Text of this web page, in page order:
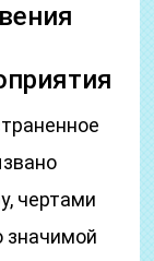
чертами
значимой